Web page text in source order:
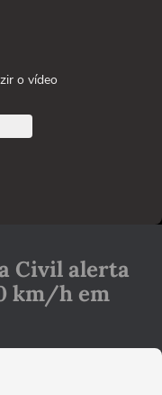
o vídeo
Civil alerta
km/h em